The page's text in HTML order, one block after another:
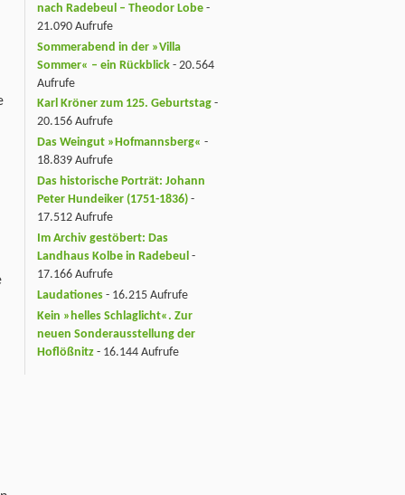
nach Radebeul – Theodor Lobe -
21.090 Aufrufe
Sommerabend in der »Villa
Sommer« – ein Rückblick - 20.564
Aufrufe
Karl Kröner zum 125. Geburtstag -
20.156 Aufrufe
Das Weingut »Hofmannsberg« -
18.839 Aufrufe
Das historische Porträt: Johann
Peter Hundeiker (1751-1836) -
17.512 Aufrufe
Im Archiv gestöbert: Das
Landhaus Kolbe in Radebeul -
17.166 Aufrufe
Laudationes - 16.215 Aufrufe
Kein »helles Schlaglicht«. Zur
neuen Sonderausstellung der
Hoflößnitz - 16.144 Aufrufe